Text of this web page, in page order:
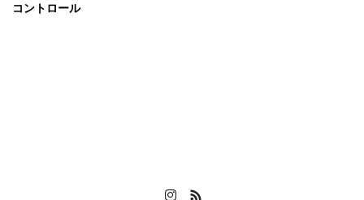
コントロール
Instagram